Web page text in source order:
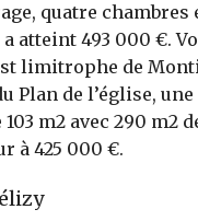
quatre chambres
atteint 493 000 €.
limitrophe de
Plan de l’église,
m2 avec 290 m2
à 425 000 €.